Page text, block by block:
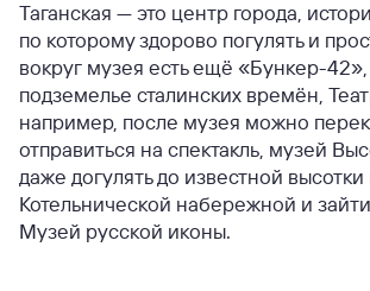
Таганская — это центр города,
по которому здорово погулять и
вокруг музея есть ещё «Бункер-42»,
подземелье сталинских времён,
например, после музея можно
отправиться на спектакль, музей
даже догулять до известной высотки
Котельнической набережной и
Музей русской иконы.